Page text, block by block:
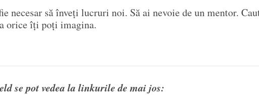
necesar să înveți lucruri noi. Să ai nevoie de un mentor.
orice îți poți imagina.
se pot vedea la linkurile de mai jos: